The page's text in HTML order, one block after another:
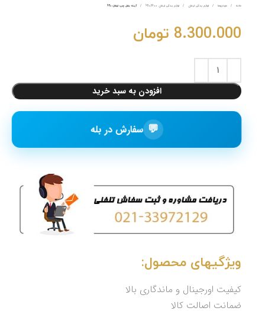
خانه خودروها لوازم یدکی لیفان لوازم یدکی لیفان 620/1600 آینه بغل چپ لیفان 620
8.300.000 تومان
افزودن به سبد خرید
💬 سفارش در بله
ویژگیهای محصول:
کیفیت اورجینال و ماندگاری بالا
ضمانت اصالت کالا